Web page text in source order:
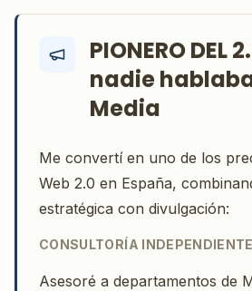
PIONERO DEL
nadie
Media
Me convertí en uno de los
Web 2.0 en España,
estratégica con divulgación:
CONSULTORÍA INDEPENDIENTE
Asesoré a departamentos de